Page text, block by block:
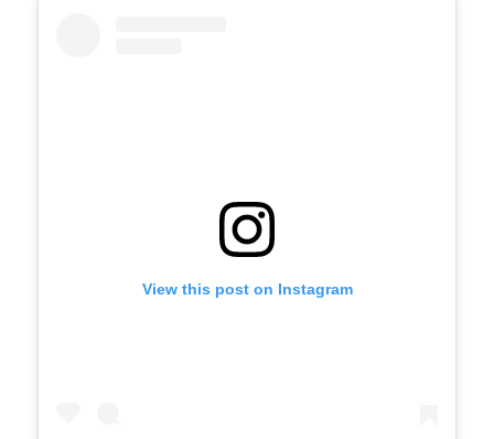
View this post on Instagram